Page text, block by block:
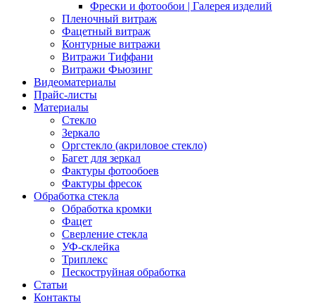
Фрески и фотообои | Галерея изделий
Пленочный витраж
Фацетный витраж
Контурные витражи
Витражи Тиффани
Витражи Фьюзинг
Видеоматериалы
Прайс-листы
Материалы
Стекло
Зеркало
Оргстекло (акриловое стекло)
Багет для зеркал
Фактуры фотообоев
Фактуры фресок
Обработка стекла
Обработка кромки
Фацет
Сверление стекла
УФ-склейка
Триплекс
Пескоструйная обработка
Статьи
Контакты